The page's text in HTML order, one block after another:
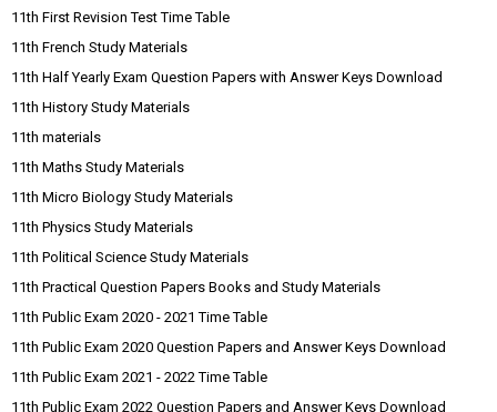
11th First Revision Test Time Table
11th French Study Materials
11th Half Yearly Exam Question Papers with Answer Keys Download
11th History Study Materials
11th materials
11th Maths Study Materials
11th Micro Biology Study Materials
11th Physics Study Materials
11th Political Science Study Materials
11th Practical Question Papers Books and Study Materials
11th Public Exam 2020 - 2021 Time Table
11th Public Exam 2020 Question Papers and Answer Keys Download
11th Public Exam 2021 - 2022 Time Table
11th Public Exam 2022 Question Papers and Answer Keys Download